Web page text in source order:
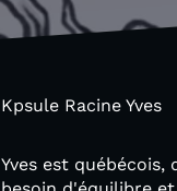
Kpsule Racine Yves
Yves est